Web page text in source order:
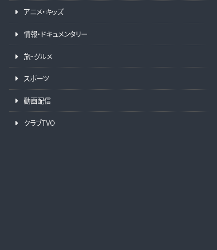
アニメ・キッズ
情報・ドキュメンタリー
旅・グルメ
スポーツ
動画配信
クラブTVO